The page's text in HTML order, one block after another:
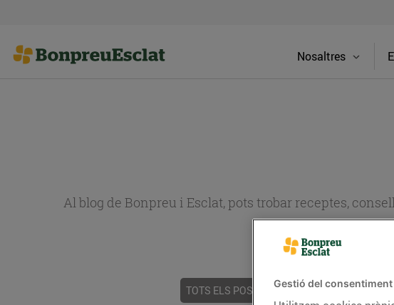
Nosaltres
Al blog de Bonpreu i Esclat, pots trobar receptes,
TOTS ELS POSTS ACTUALITAT
Gestió del consentiment